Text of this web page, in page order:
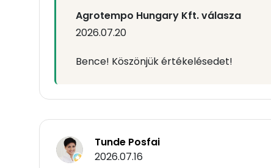
Agrotempo Hungary Kft. válasza
2026.07.20
Bence! Köszönjük értékelésedet!
Tunde Posfai
2026.07.16